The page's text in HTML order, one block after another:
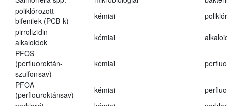
poliklórozott-
bifenilek (PCB-k)
kémiai
pirrolizidin
alkaloidok
kémiai
PFOS
(perfluoroktán-
szulfonsav)
kémiai
PFOA
(perflouroktánsav)
kémiai